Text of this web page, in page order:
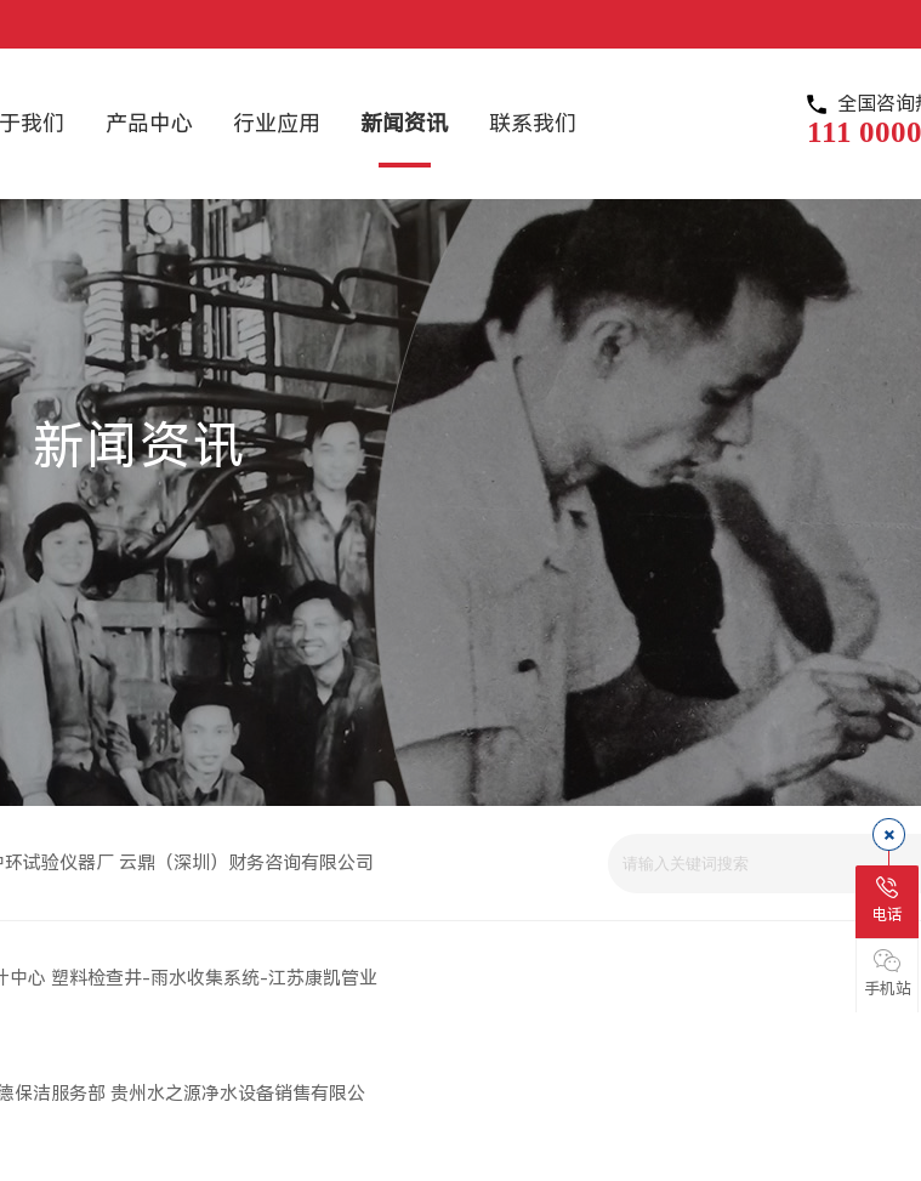
我们 产品中心 行业应用 新闻资讯 联系我们
全国咨询
111
新闻资讯
环试验仪器厂 云鼎（深圳）财务咨询有限公司
中心 塑料检查井-雨水收集系统-江苏康凯管业
保洁服务部 贵州水之源净水设备销售有限公
电话
手机站